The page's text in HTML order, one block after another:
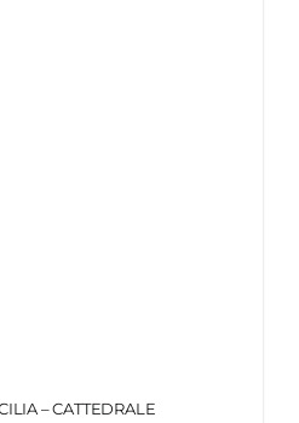
– CATTEDRALE